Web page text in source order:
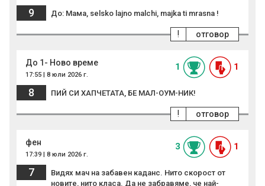
9 До: Мама, selsko lajno malchi, majka ti mrasna !
отговор
!
До 1- Ново време
17:55 | 8 юли 2026 г.
1 1
8 ПИЙ СИ ХАПЧЕТАТА, БЕ МАЛ-ОУМ-НИК!
отговор
!
фен
17:39 | 8 юли 2026 г.
3 1
7
Видях мач на забавен каданс. Нито скорост от
новите, нито класа. Да не забравяме, че най-